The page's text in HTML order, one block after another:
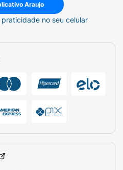
Araujo
no seu celular